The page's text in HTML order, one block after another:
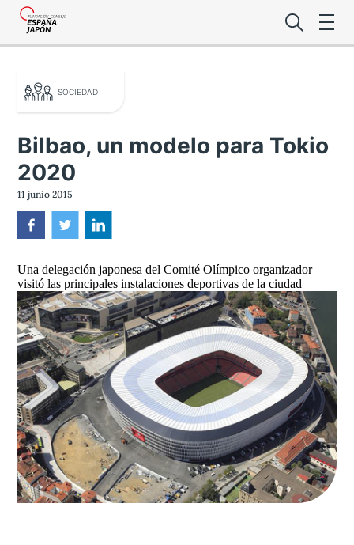
Premio de
Noticias
Aviso legal
de privacidad
Contacta
SOCIEDAD
Bilbao, un modelo para Tokio
2020
11 junio 2015
Una delegación japonesa del Comité Olímpico organizador
visitó las principales instalaciones deportivas de la ciudad